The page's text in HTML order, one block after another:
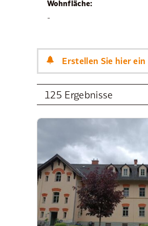
Wohnfläche:
-
Erstellen Sie hier
125 Ergebnisse